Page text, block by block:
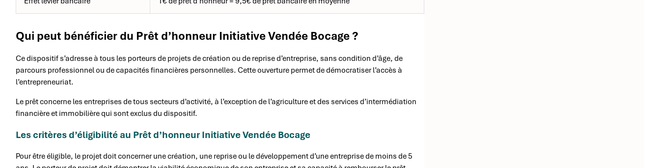
Qui peut bénéficier du Prêt d’honneur Initiative Vendée Bocage ?
Ce dispositif s’adresse à tous les porteurs de projets de création ou de reprise d’entreprise, sans condition d’âge, de
parcours professionnel ou de capacités financières personnelles. Cette ouverture permet de démocratiser l’accès à
l’entrepreneuriat.
Le prêt concerne les entreprises de tous secteurs d’activité, à l’exception de l’agriculture et des services d’intermédiation
financière et immobilière qui sont exclus du dispositif.
Les critères d’éligibilité au Prêt d’honneur Initiative Vendée Bocage
Pour être éligible, le projet doit concerner une création, une reprise ou le développement d’une entreprise de moins de 5